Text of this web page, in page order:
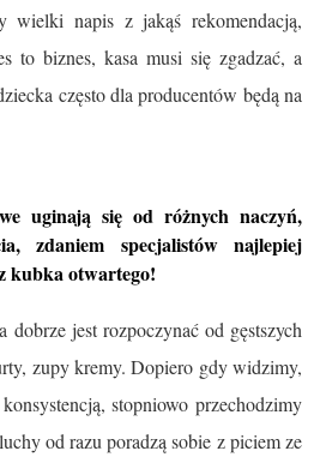
wielki napis z jakąś rekomendacją,
to biznes, kasa musi się zgadzać, a
często dla producentów będą na
uginają się od różnych naczyń,
zdaniem specjalistów najlepiej
kubka otwartego!
dobrze jest rozpoczynać od gęstszych
zupy kremy. Dopiero gdy widzimy,
stopniowo przechodzimy
od razu poradzą sobie z piciem ze